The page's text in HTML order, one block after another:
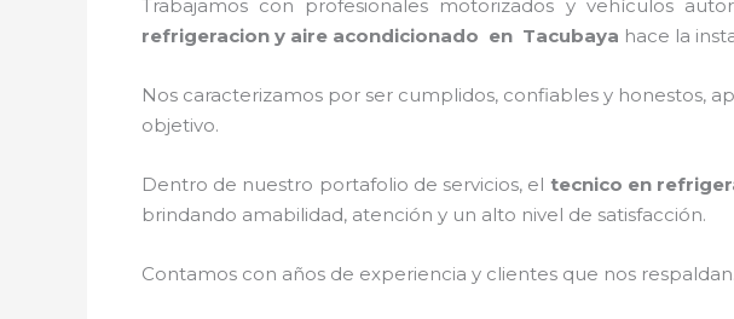
Trabajamos con profesionales motorizados y vehículos
refrigeracion y aire acondicionado en Tacubaya hace la
Nos caracterizamos por ser cumplidos, confiables y honestos,
objetivo.
Dentro de nuestro portafolio de servicios, el tecnico en
brindando amabilidad, atención y un alto nivel de satisfacción.
Contamos con años de experiencia y clientes que nos respaldan.